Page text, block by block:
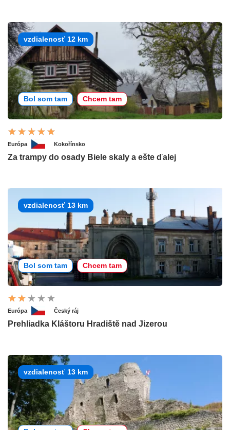
vzdialenosť 12 km
Bol som tam Chcem tam
Európa Kokořínsko
Za trampy do osady Biele skaly a ešte ďalej
vzdialenosť 13 km
Bol som tam Chcem tam
Európa Český ráj
Prehliadka Kláštoru Hradiště nad Jizerou
vzdialenosť 13 km